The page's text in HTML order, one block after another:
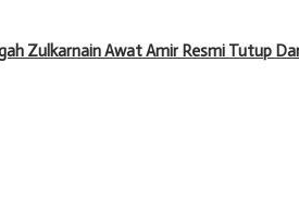
Zulkarnain Awat Amir Resmi Tutup